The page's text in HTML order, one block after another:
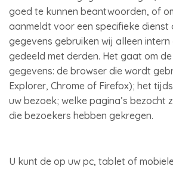
goed te kunnen beantwoorden, of
aanmeldt voor een specifieke dienst
gegevens gebruiken wij alleen intern
gedeeld met derden. Het gaat om
gegevens: de browser die wordt
Explorer, Chrome of Firefox); het
uw bezoek; welke pagina’s bezocht
die bezoekers hebben gekregen.
U kunt de op uw pc, tablet of